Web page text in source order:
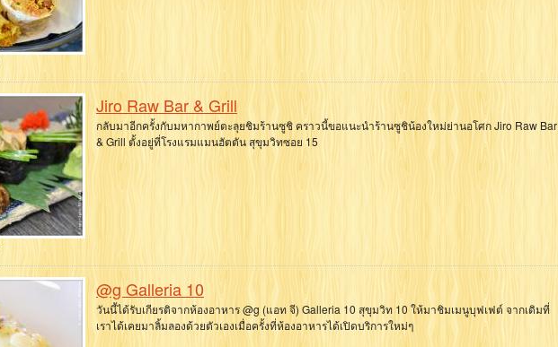
Jiro Raw Bar & Grill
กลับมาอีกครั้งกับมหากาพย์ตะลุยชิมร้านซูชิ คราวนี้ขอแนะนำร้านซูชิน้องใหม่ย่านอโศก Jiro Raw Bar
& Grill ตั้งอยู่ที่โรงแรมแมนฮัตตัน สุขุมวิทซอย 15
@g Galleria 10
วันนี้ได้รับเกียรติจากห้องอาหาร @g (แอท จี) Galleria 10 สุขุมวิท 10 ให้มาชิมเมนูบุฟเฟต์ จากเดิมที่
เราได้เคยมาลิ้มลองด้วยตัวเองเมื่อครั้งที่ห้องอาหารได้เปิดบริการใหม่ๆ